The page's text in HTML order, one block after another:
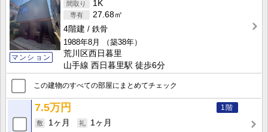
マンション
1K
27.68㎡
4階建
鉄骨
1988年8月
（築38年）
荒川区西日暮里
山手線 西日暮里駅 徒歩6分
この建物のすべての部屋にまとめてチェック
1階
7.5万円
1ヶ月
1ヶ月